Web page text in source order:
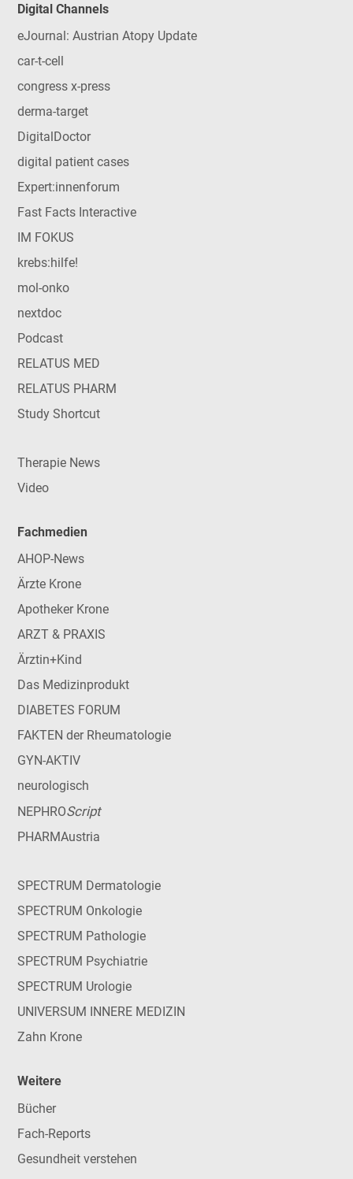
Digital Channels
eJournal: Austrian Atopy Update
car-t-cell
congress x-press
derma-target
DigitalDoctor
digital patient cases
Expert:innenforum
Fast Facts Interactive
IM FOKUS
krebs:hilfe!
mol-onko
nextdoc
Podcast
RELATUS MED
RELATUS PHARM
Study Shortcut
Therapie News
Video
Fachmedien
AHOP-News
Ärzte Krone
Apotheker Krone
ARZT & PRAXIS
Ärztin+Kind
Das Medizinprodukt
DIABETES FORUM
FAKTEN der Rheumatologie
GYN-AKTIV
neurologisch
NEPHROScript
PHARMAustria
SPECTRUM Dermatologie
SPECTRUM Onkologie
SPECTRUM Pathologie
SPECTRUM Psychiatrie
SPECTRUM Urologie
UNIVERSUM INNERE MEDIZIN
Zahn Krone
Weitere
Bücher
Fach-Reports
Gesundheit verstehen